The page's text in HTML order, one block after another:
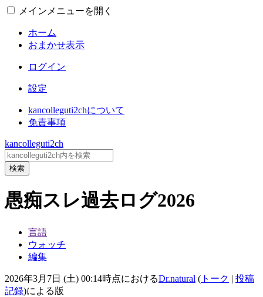
メインメニューを開く
ホーム
おまかせ表示
ログイン
設定
kancolleguti2chについて
免責事項
kancolleguti2ch
検索
愚痴スレ過去ログ2026
言語
ウォッチ
編集
2026年3月7日 (土) 00:14時点におけるDr.natural ( トーク | 投稿
記録)による版